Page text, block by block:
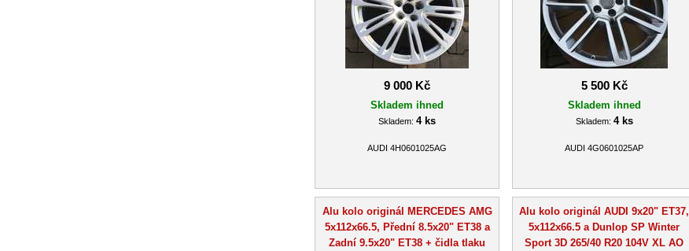
9 000 Kč
Skladem ihned
Skladem: 4 ks
AUDI 4H0601025AG
5 500 Kč
Skladem ihned
Skladem: 4 ks
AUDI 4G0601025AP
Alu kolo originál MERCEDES AMG
5x112x66.5, Přední 8.5x20" ET38 a
Zadní 9.5x20" ET38 + čidla tlaku
Alu kolo originál AUDI 9x20" ET37,
5x112x66.5 a Dunlop SP Winter
Sport 3D 265/40 R20 104V XL AO